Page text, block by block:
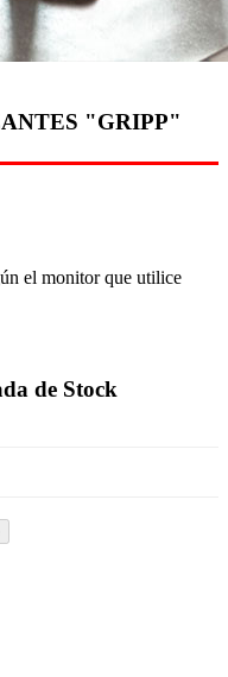
"GRIPP"
el monitor que utilice
de Stock